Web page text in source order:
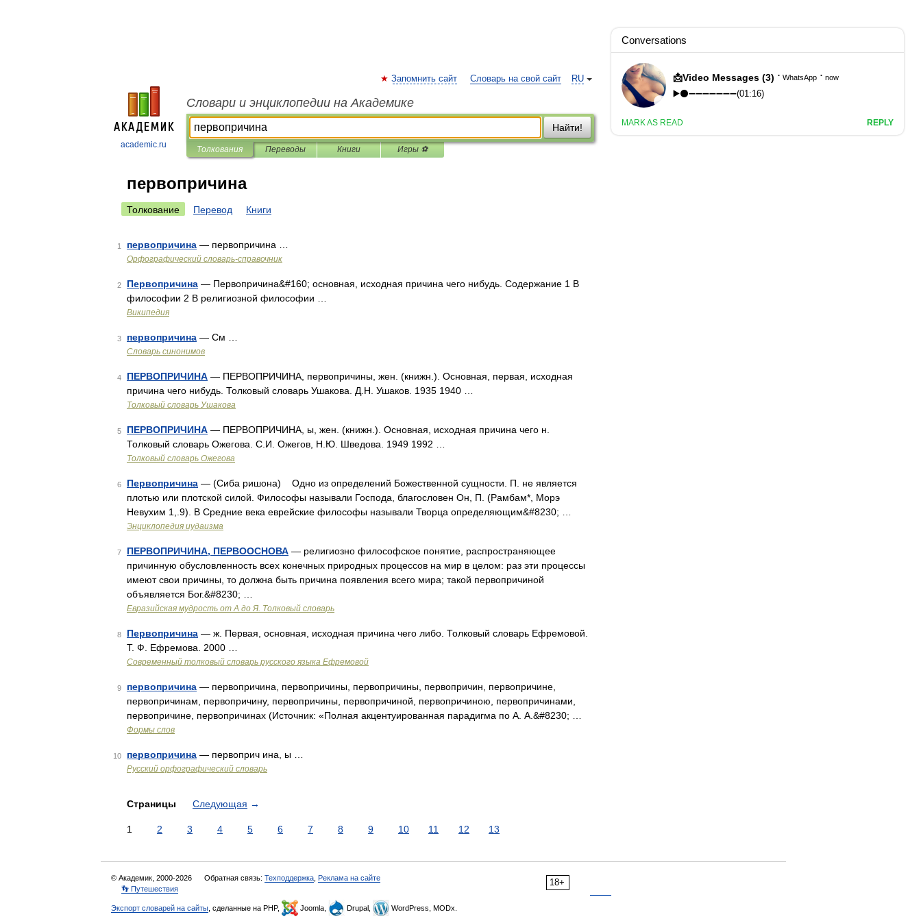
academic.ru
RU
Запомнить сайт Словарь на свой сайт
Словари и энциклопедии на Академике
Найти!
Толкования Переводы Книги Игры ⚽
первопричина
Толкование Перевод Книги
1 первопричина — первопричина …
Орфографический словарь-справочник
2 Первопричина — Первопричина&#160; основная, исходная причина чего нибудь. Содержание 1 В
философии 2 В религиозной философии …
Википедия
3 первопричина — См …
Словарь синонимов
4 ПЕРВОПРИЧИНА — ПЕРВОПРИЧИНА, первопричины, жен. (книжн.). Основная, первая, исходная
причина чего нибудь. Толковый словарь Ушакова. Д.Н. Ушаков. 1935 1940 …
Толковый словарь Ушакова
5 ПЕРВОПРИЧИНА — ПЕРВОПРИЧИНА, ы, жен. (книжн.). Основная, исходная причина чего н.
Толковый словарь Ожегова. С.И. Ожегов, Н.Ю. Шведова. 1949 1992 …
Толковый словарь Ожегова
6 Первопричина — (Сиба ришона) Одно из определений Божественной сущности. П. не является
плотью или плотской силой. Философы называли Господа, благословен Он, П. (Рамбам*, Морэ
Невухим 1,.9). В Средние века еврейские философы называли Творца определяющим&#8230; …
Энциклопедия иудаизма
7 ПЕРВОПРИЧИНА, ПЕРВООСНОВА — религиозно философское понятие, распространяющее
причинную обусловленность всех конечных природных процессов на мир в целом: раз эти процессы
имеют свои причины, то должна быть причина появления всего мира; такой первопричиной
объявляется Бог.&#8230; …
Евразийская мудрость от А до Я. Толковый словарь
8 Первопричина — ж. Первая, основная, исходная причина чего либо. Толковый словарь Ефремовой.
Т. Ф. Ефремова. 2000 …
Современный толковый словарь русского языка Ефремовой
9 первопричина — первопричина, первопричины, первопричины, первопричин, первопричине,
первопричинам, первопричину, первопричины, первопричиной, первопричиною, первопричинами,
первопричине, первопричинах (Источник: «Полная акцентуированная парадигма по А. А.&#8230; …
Формы слов
10 первопричина — первоприч ина, ы …
Русский орфографический словарь
Страницы Следующая →
1 2 3 4 5 6 7 8 9 10 11 12 13
18+
© Академик, 2000-2026 Обратная связь: Техподдержка Реклама на сайте
👣 Путешествия
Экспорт словарей на сайты , сделанные на PHP, Joomla, Drupal, WordPress, MODx.